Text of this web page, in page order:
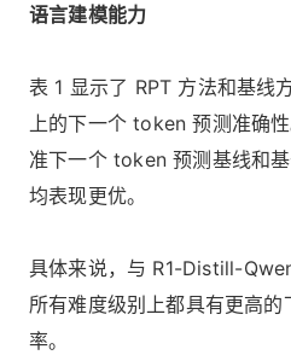
语言建模能力
表 1 显示了 RPT 方法和基线
上的下一个 token 预测准确
准下一个 token 预测基线和
均表现更优。
具体来说，与 R1-Distill-
所有难度级别上都具有更高
率。